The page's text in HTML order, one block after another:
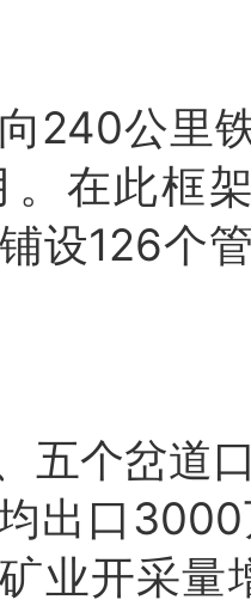
240公里
在此框
设126个
五个岔道
出口
业开采量